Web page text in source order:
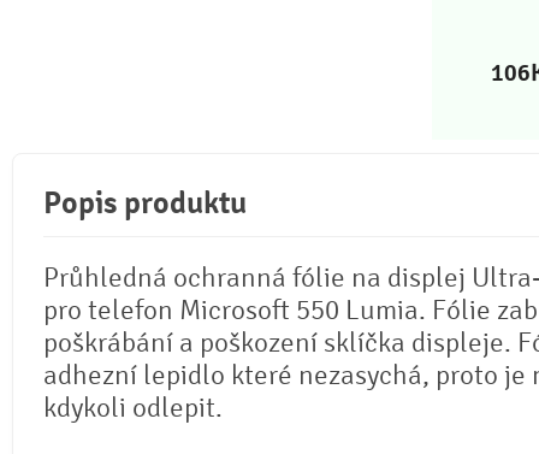
106
Popis produktu
Průhledná ochranná fólie na displej
pro telefon Microsoft 550 Lumia. Fólie
poškrábání a poškození sklíčka displeje.
adhezní lepidlo které nezasychá, proto je
kdykoli odlepit.